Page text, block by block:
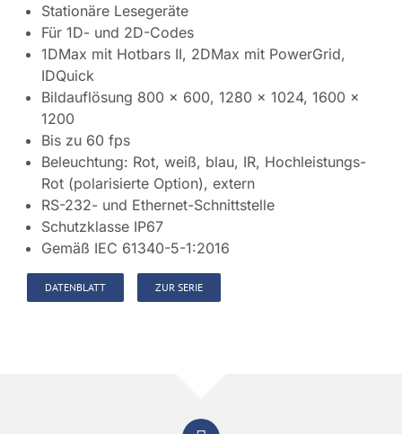
Stationäre Lesegeräte
Für 1D- und 2D-Codes
1DMax mit Hotbars II, 2DMax mit PowerGrid,
IDQuick
Bildauflösung 800 x 600, 1280 x 1024, 1600 x
1200
Bis zu 60 fps
Beleuchtung: Rot, weiß, blau, IR, Hochleistungs-
Rot (polarisierte Option), extern
RS-232- und Ethernet-Schnittstelle
Schutzklasse IP67
Gemäß IEC 61340-5-1:2016
DATENBLATT ZUR SERIE